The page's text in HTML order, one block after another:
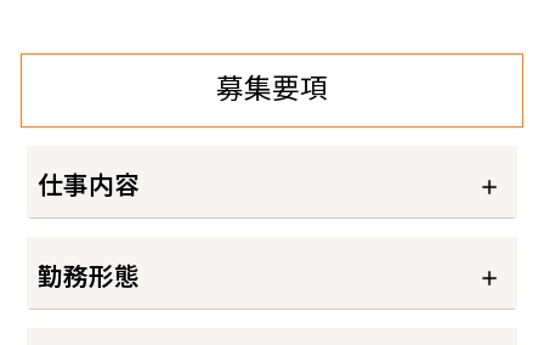
募集要項
仕事内容
勤務形態